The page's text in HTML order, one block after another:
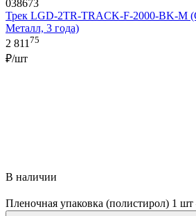
038673
Трек LGD-2TR-TRACK-F-2000-BK-M
Металл, 3 года)
2 81175
₽/шт
В наличии
Пленочная упаковка (полистирол) 1